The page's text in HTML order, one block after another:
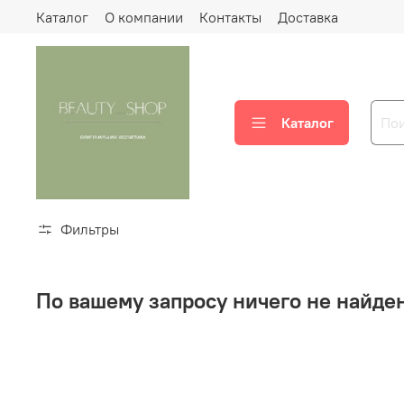
Каталог О компании Контакты Доставка
Каталог
Фильтры
По вашему запросу ничего не